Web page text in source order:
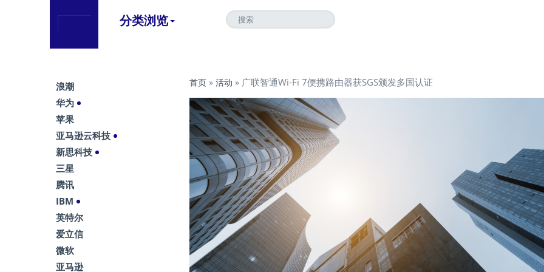
分类浏览
首页 » 活动 » 广联智通Wi-Fi 7便携路由器获SGS颁发多国认证
浪潮
华为
苹果
亚马逊云科技
新思科技
三星
腾讯
IBM
英特尔
爱立信
微软
亚马逊